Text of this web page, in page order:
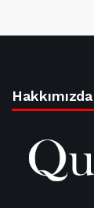
Hakkımızda